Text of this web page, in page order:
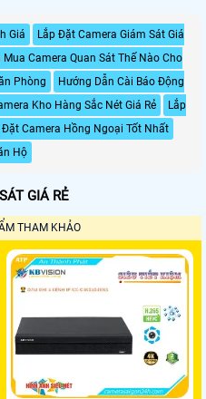
Giá
Lắp Đặt Camera Giám Sát Giá
Mua Camera Quan Sát Thế Nào Cho
Phòng
Hướng Dẫn Cài Báo Động
Kho Hàng Sắc Nét Giá Rẻ
Lắp
Đặt Camera Hồng Ngoại Tốt Nhất
Hộ
GIÁ RẺ
THAM KHẢO